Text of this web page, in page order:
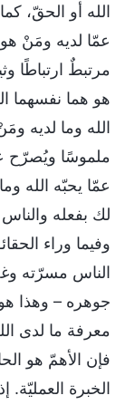
الله أو الحقّ،
عمّا لديه ومَنْ
مرتبطٌ ارتباطًا
هو هما نفسهما
الله وما لديه
ملموسًا ويُصرّح
عمّا يحبّه الله
لك بفعله
وفيما وراء
الناس مسرّته
جوهره – وهذا
معرفة ما لدى
فإن الأهمّ هو
الخبرة